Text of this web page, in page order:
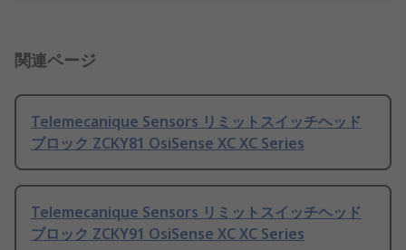
関連ページ
Telemecanique Sensors リミットスイッチヘッド
ブロック ZCKY81 OsiSense XC XC Series
Telemecanique Sensors リミットスイッチヘッド
ブロック ZCKY91 OsiSense XC XC Series